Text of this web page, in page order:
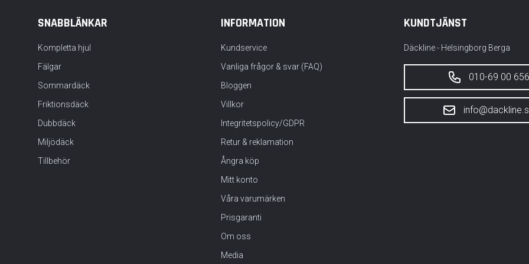
SNABBLÄNKAR
Kompletta hjul
Fälgar
Sommardäck
Friktionsdäck
Dubbdäck
Miljödäck
Tillbehör
INFORMATION
Kundservice
Vanliga frågor & svar (FAQ)
Bloggen
Villkor
Integritetspolicy/GDPR
Retur & reklamation
Ångra köp
Mitt konto
Våra varumärken
Prisgaranti
Om oss
Media
KUNDTJÄNST
Däckline - Helsingborg Berga
010-69 00 656